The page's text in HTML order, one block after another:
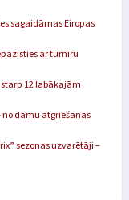
sagaidāmas Eiropas
ar turnīru
12 labākajām
no dāmu atgriešanās
sezonas uzvarētāji –